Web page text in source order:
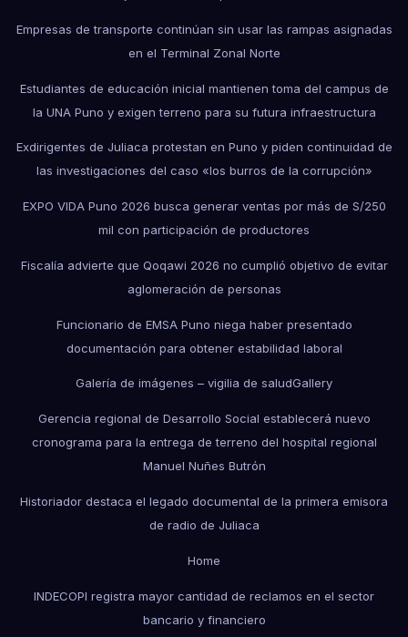
Empresas de transporte continúan sin usar las rampas asignadas
en el Terminal Zonal Norte
Estudiantes de educación inicial mantienen toma del campus de
la UNA Puno y exigen terreno para su futura infraestructura
Exdirigentes de Juliaca protestan en Puno y piden continuidad de
las investigaciones del caso «los burros de la corrupción»
EXPO VIDA Puno 2026 busca generar ventas por más de S/250
mil con participación de productores
Fiscalía advierte que Qoqawi 2026 no cumplió objetivo de evitar
aglomeración de personas
Funcionario de EMSA Puno niega haber presentado
documentación para obtener estabilidad laboral
Galería de imágenes – vigilia de saludGallery
Gerencia regional de Desarrollo Social establecerá nuevo
cronograma para la entrega de terreno del hospital regional
Manuel Nuñes Butrón
Historiador destaca el legado documental de la primera emisora
de radio de Juliaca
Home
INDECOPI registra mayor cantidad de reclamos en el sector
bancario y financiero